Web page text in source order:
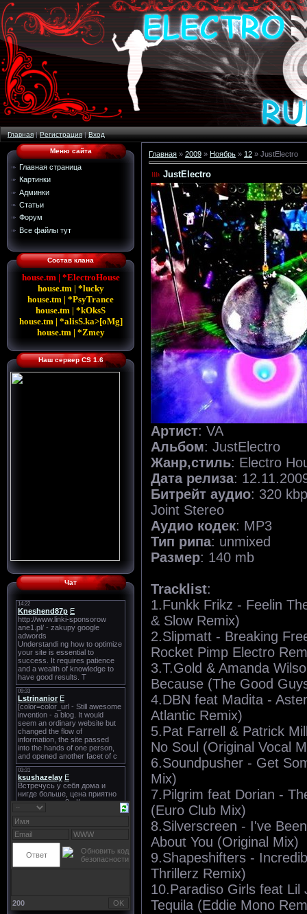
Главная|Регистрация|Вход
Меню сайта
Главная страница
Картинки
Админки
Статьи
Форум
Все файлы тут
Состав клана
house.tm | *ElectroHouse
house.tm | *lucky
house.tm | *PsyTrance
house.tm | *kOksS
house.tm | *alisS.ka>[oMg]
house.tm | *Zmey
Наш сервер CS 1.6
Чат
200
Главная » 2009 » Ноябрь » 12 » JustElectro
JustElectro
Артист: VA
Альбом: JustElectro
Жанр,стиль: Electro
Дата релиза:
Битрейт аудио: 320
Joint Stereo
Аудио кодек: MP3
Тип рипа: unmixed
Размер: 140 mb
Tracklist:
1.Funkk Frikz - Feelin
& Slow Remix)
2.Slipmatt - Breaking
Rocket Pimp Electro
3.T.Gold & Amanda
Because (The Good
4.DBN feat Madita -
Atlantic Remix)
5.Pat Farrell & Patrick
No Soul (Original Vocal
6.Soundpusher - Get
Mix)
7.Pilgrim feat Dorian -
(Euro Club Mix)
8.Silverscreen - I've
About You (Original Mix)
9.Shapeshifters -
Thrillerz Remix)
10.Paradiso Girls feat Lil
Tequila (Eddie Mono